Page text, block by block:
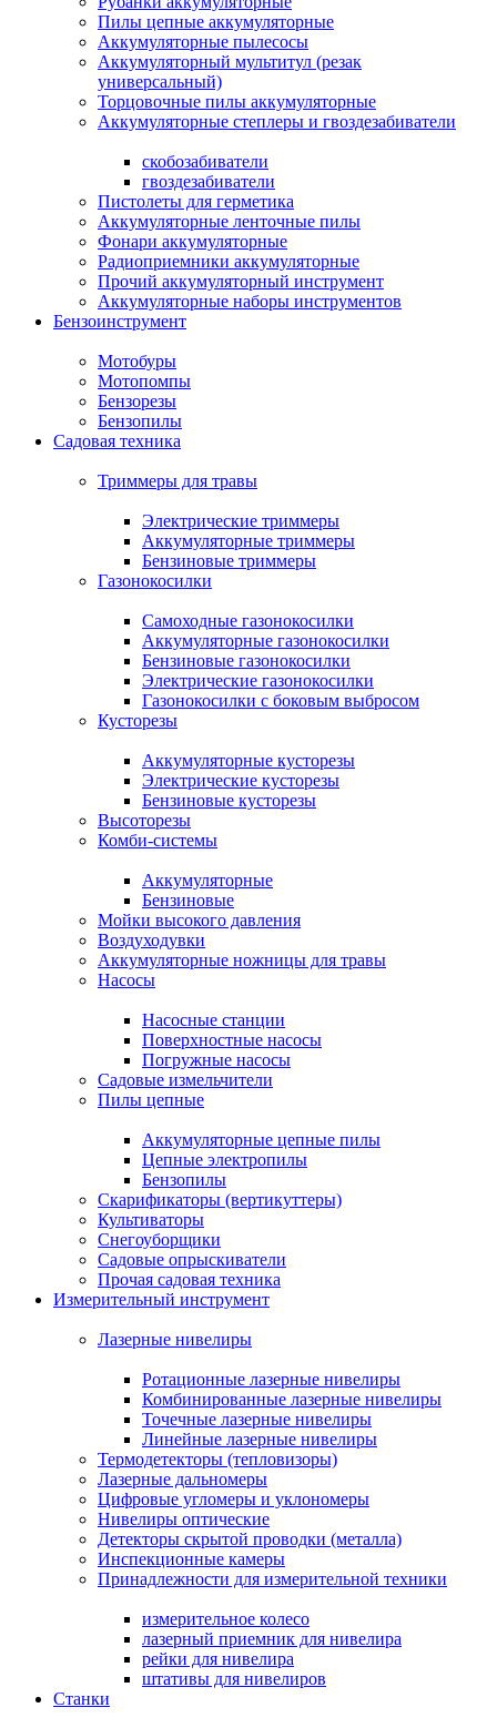
Пилы цепные аккумуляторные
Аккумуляторные пылесосы
Аккумуляторный мультитул (резак
универсальный)
Торцовочные пилы аккумуляторные
Аккумуляторные степлеры и гвоздезабиватели
скобозабиватели
гвоздезабиватели
Пистолеты для герметика
Аккумуляторные ленточные пилы
Фонари аккумуляторные
Радиоприемники аккумуляторные
Прочий аккумуляторный инструмент
Аккумуляторные наборы инструментов
Бензоинструмент
Мотобуры
Мотопомпы
Бензорезы
Бензопилы
Садовая техника
Триммеры для травы
Электрические триммеры
Аккумуляторные триммеры
Бензиновые триммеры
Газонокосилки
Самоходные газонокосилки
Аккумуляторные газонокосилки
Бензиновые газонокосилки
Электрические газонокосилки
Газонокосилки с боковым выбросом
Кусторезы
Аккумуляторные кусторезы
Электрические кусторезы
Бензиновые кусторезы
Высоторезы
Комби-системы
Аккумуляторные
Бензиновые
Мойки высокого давления
Воздуходувки
Аккумуляторные ножницы для травы
Насосы
Насосные станции
Поверхностные насосы
Погружные насосы
Садовые измельчители
Пилы цепные
Аккумуляторные цепные пилы
Цепные электропилы
Бензопилы
Скарификаторы (вертикуттеры)
Культиваторы
Снегоуборщики
Садовые опрыскиватели
Прочая садовая техника
Измерительный инструмент
Лазерные нивелиры
Ротационные лазерные нивелиры
Комбинированные лазерные нивелиры
Точечные лазерные нивелиры
Линейные лазерные нивелиры
Термодетекторы (тепловизоры)
Лазерные дальномеры
Цифровые угломеры и уклономеры
Нивелиры оптические
Детекторы скрытой проводки (металла)
Инспекционные камеры
Принадлежности для измерительной техники
измерительное колесо
лазерный приемник для нивелира
рейки для нивелира
штативы для нивелиров
Станки